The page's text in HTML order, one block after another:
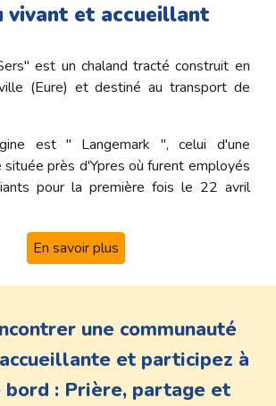
vivant et accueillant
est un chaland tracté construit en
(Eure) et destiné au transport de
est " Langemark ", celui d'une
située près d'Ypres où furent employés
pour la première fois le 22 avril
En savoir plus
une communauté
et participez à
bord : Prière, partage et